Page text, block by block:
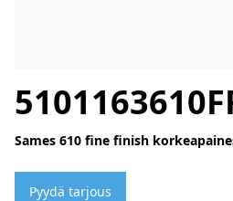
Sames 610 fine finish
Pyydä tarjous